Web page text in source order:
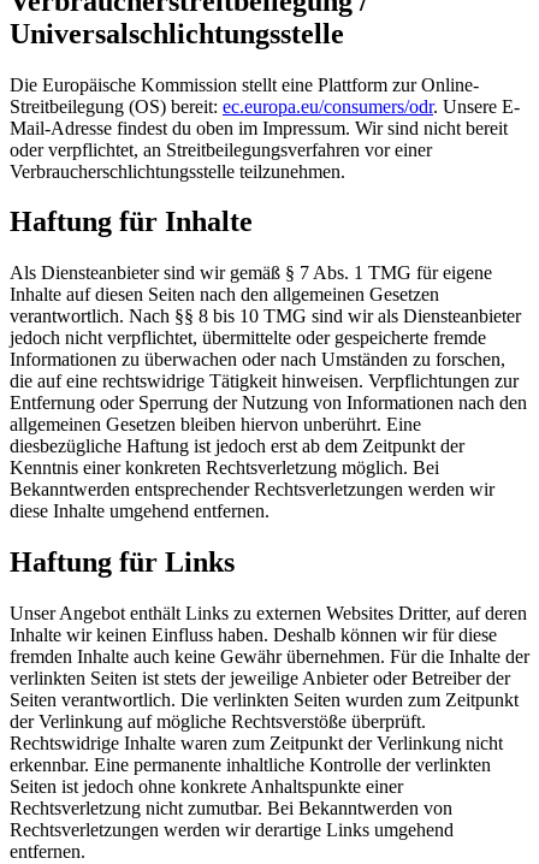
Universalschlichtungsstelle
Die Europäische Kommission stellt eine Plattform zur Online-
Streitbeilegung (OS) bereit: ec.europa.eu/consumers/odr. Unsere E-
Mail-Adresse findest du oben im Impressum. Wir sind nicht bereit
oder verpflichtet, an Streitbeilegungsverfahren vor einer
Verbraucherschlichtungsstelle teilzunehmen.
Haftung für Inhalte
Als Diensteanbieter sind wir gemäß § 7 Abs. 1 TMG für eigene
Inhalte auf diesen Seiten nach den allgemeinen Gesetzen
verantwortlich. Nach §§ 8 bis 10 TMG sind wir als Diensteanbieter
jedoch nicht verpflichtet, übermittelte oder gespeicherte fremde
Informationen zu überwachen oder nach Umständen zu forschen,
die auf eine rechtswidrige Tätigkeit hinweisen. Verpflichtungen zur
Entfernung oder Sperrung der Nutzung von Informationen nach den
allgemeinen Gesetzen bleiben hiervon unberührt. Eine
diesbezügliche Haftung ist jedoch erst ab dem Zeitpunkt der
Kenntnis einer konkreten Rechtsverletzung möglich. Bei
Bekanntwerden entsprechender Rechtsverletzungen werden wir
diese Inhalte umgehend entfernen.
Haftung für Links
Unser Angebot enthält Links zu externen Websites Dritter, auf deren
Inhalte wir keinen Einfluss haben. Deshalb können wir für diese
fremden Inhalte auch keine Gewähr übernehmen. Für die Inhalte der
verlinkten Seiten ist stets der jeweilige Anbieter oder Betreiber der
Seiten verantwortlich. Die verlinkten Seiten wurden zum Zeitpunkt
der Verlinkung auf mögliche Rechtsverstöße überprüft.
Rechtswidrige Inhalte waren zum Zeitpunkt der Verlinkung nicht
erkennbar. Eine permanente inhaltliche Kontrolle der verlinkten
Seiten ist jedoch ohne konkrete Anhaltspunkte einer
Rechtsverletzung nicht zumutbar. Bei Bekanntwerden von
Rechtsverletzungen werden wir derartige Links umgehend
entfernen.